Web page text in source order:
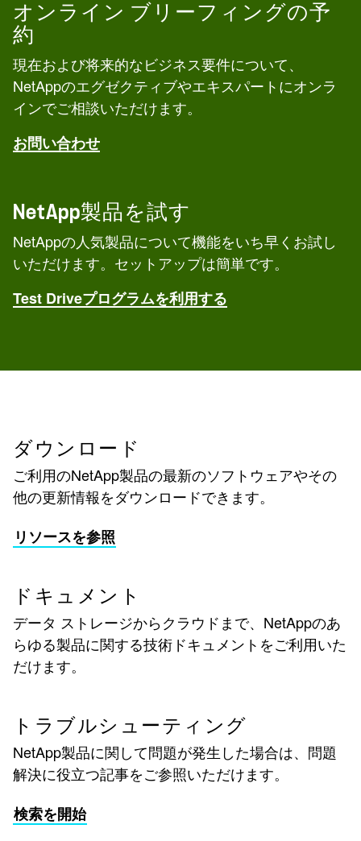
オンライン ブリーフィングの予
約
現在および将来的なビジネス要件について、
NetAppのエグゼクティブやエキスパートにオンラ
インでご相談いただけます。
お問い合わせ
NetApp製品を試す
NetAppの人気製品について機能をいち早くお試し
いただけます。セットアップは簡単です。
Test Driveプログラムを利用する
ダウンロード
ご利用のNetApp製品の最新のソフトウェアやその
他の更新情報をダウンロードできます。
リソースを参照
ドキュメント
データ ストレージからクラウドまで、NetAppのあ
らゆる製品に関する技術ドキュメントをご利用いた
だけます。
トラブルシューティング
NetApp製品に関して問題が発生した場合は、問題
解決に役立つ記事をご参照いただけます。
検索を開始